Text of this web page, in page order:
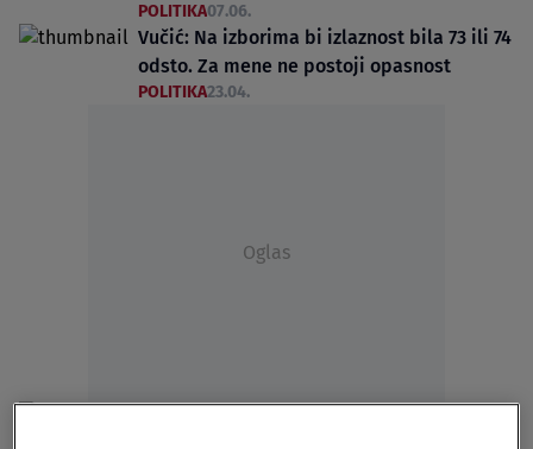
POLITIKA07.06.
Vučić: Na izborima bi izlaznost bila 73 ili 74
odsto. Za mene ne postoji opasnost
POLITIKA23.04.
Oglas